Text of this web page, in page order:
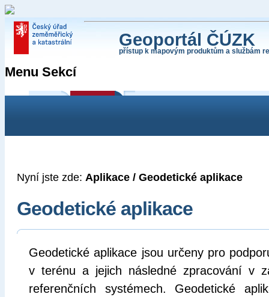
Geoportál ČÚZK
přístup k mapovým produktům a službám
Menu Sekcí
Nyní jste zde: Aplikace / Geodetické aplikace
Geodetické aplikace
Geodetické aplikace jsou určeny pro
v terénu a jejich následné zpracování v
referenčních systémech. Geodetické